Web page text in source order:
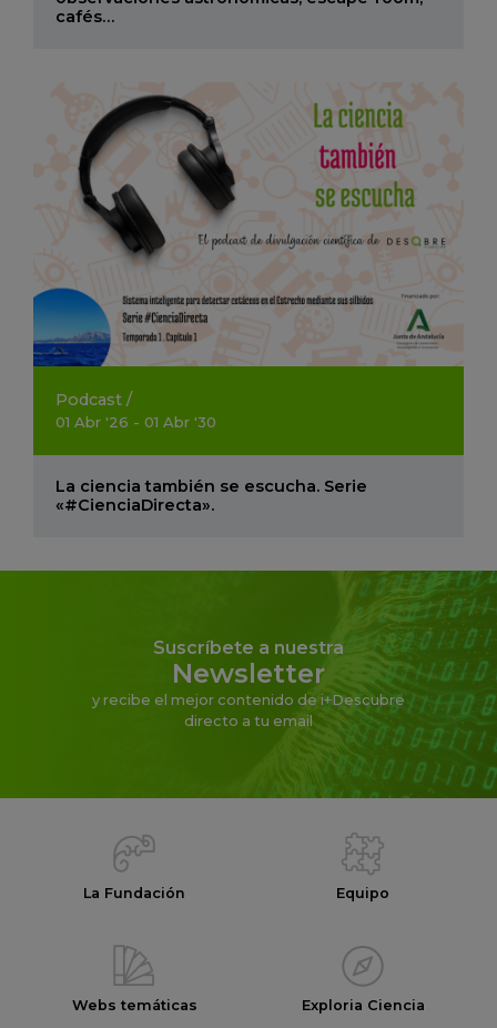
cafés…
Podcast /
01 Abr '26 - 01 Abr '30
La ciencia también se escucha. Serie
«#CienciaDirecta».
Suscríbete a nuestra
Newsletter
y recibe el mejor contenido de i+Descubre
directo a tu email
La Fundación Equipo
Webs temáticas Exploria Ciencia